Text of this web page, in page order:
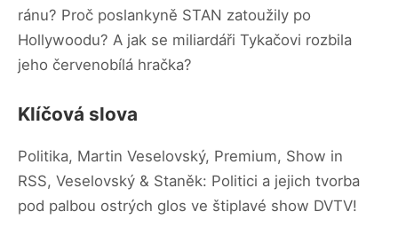
ránu? Proč poslankyně STAN zatoužily po
Hollywoodu? A jak se miliardáři Tykačovi rozbila
jeho červenobílá hračka?
Klíčová slova
Politika, Martin Veselovský, Premium, Show in
RSS, Veselovský & Staněk: Politici a jejich tvorba
pod palbou ostrých glos ve štiplavé show DVTV!